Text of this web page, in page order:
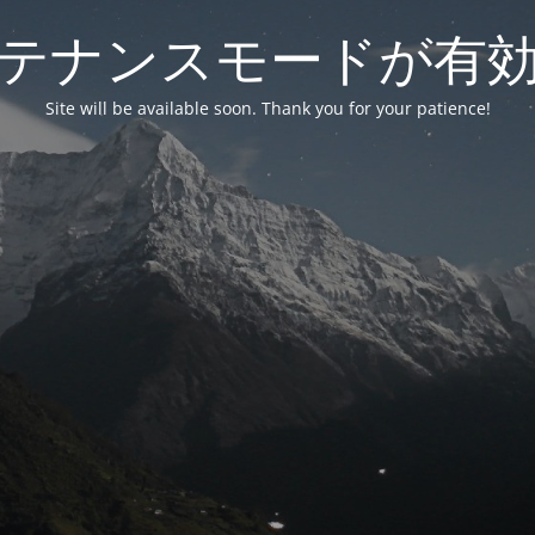
ナンスモードが有
Site will be available soon. Thank you for your patience!